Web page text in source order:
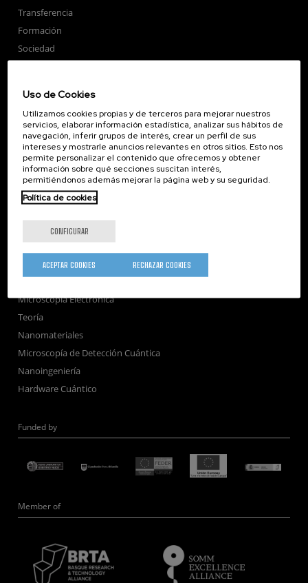
Transferencia
Formación
Sociedad
Seminarios
Únete
Sala de prensa
Perfil del contratante
Corporate Compliance
Nanoóptica
Autoensamblado
Nanobiosistemas
Microscopía Electrónica
Teoría
Nanomateriales
Microscopía de Detección Cuántica
Nanoingeniería
Hardware Cuántico
Funded by
Member of
Uso de Cookies
Utilizamos cookies propias y de terceros para mejorar nuestros
servicios, elaborar información estadística, analizar sus hábitos de
navegación, inferir grupos de interés, crear un perfil de sus
intereses y mostrarle anuncios relevantes en otros sitios. Esto nos
permite personalizar el contenido que ofrecemos y obtener
información sobre qué secciones suscitan interés,
permitiéndonos además mejorar la página web y su seguridad.
Política de cookies
CONFIGURAR
RECHAZAR COOKIES
ACEPTAR COOKIES